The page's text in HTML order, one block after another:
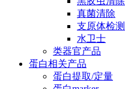
真菌清除
支原体检测
水卫士
类器官产品
蛋白相关产品
蛋白提取/定量